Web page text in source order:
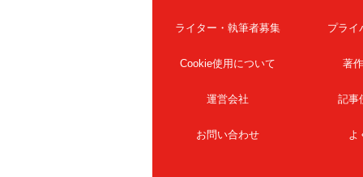
ライター・執筆者募集 プライ
Cookie使用について 著
運営会社 記事
お問い合わせ よ